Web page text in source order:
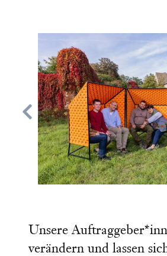
Unsere
verändern und lassen